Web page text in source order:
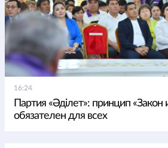
16:24
Партия «Әділет»: принцип «Закон
обязателен для всех